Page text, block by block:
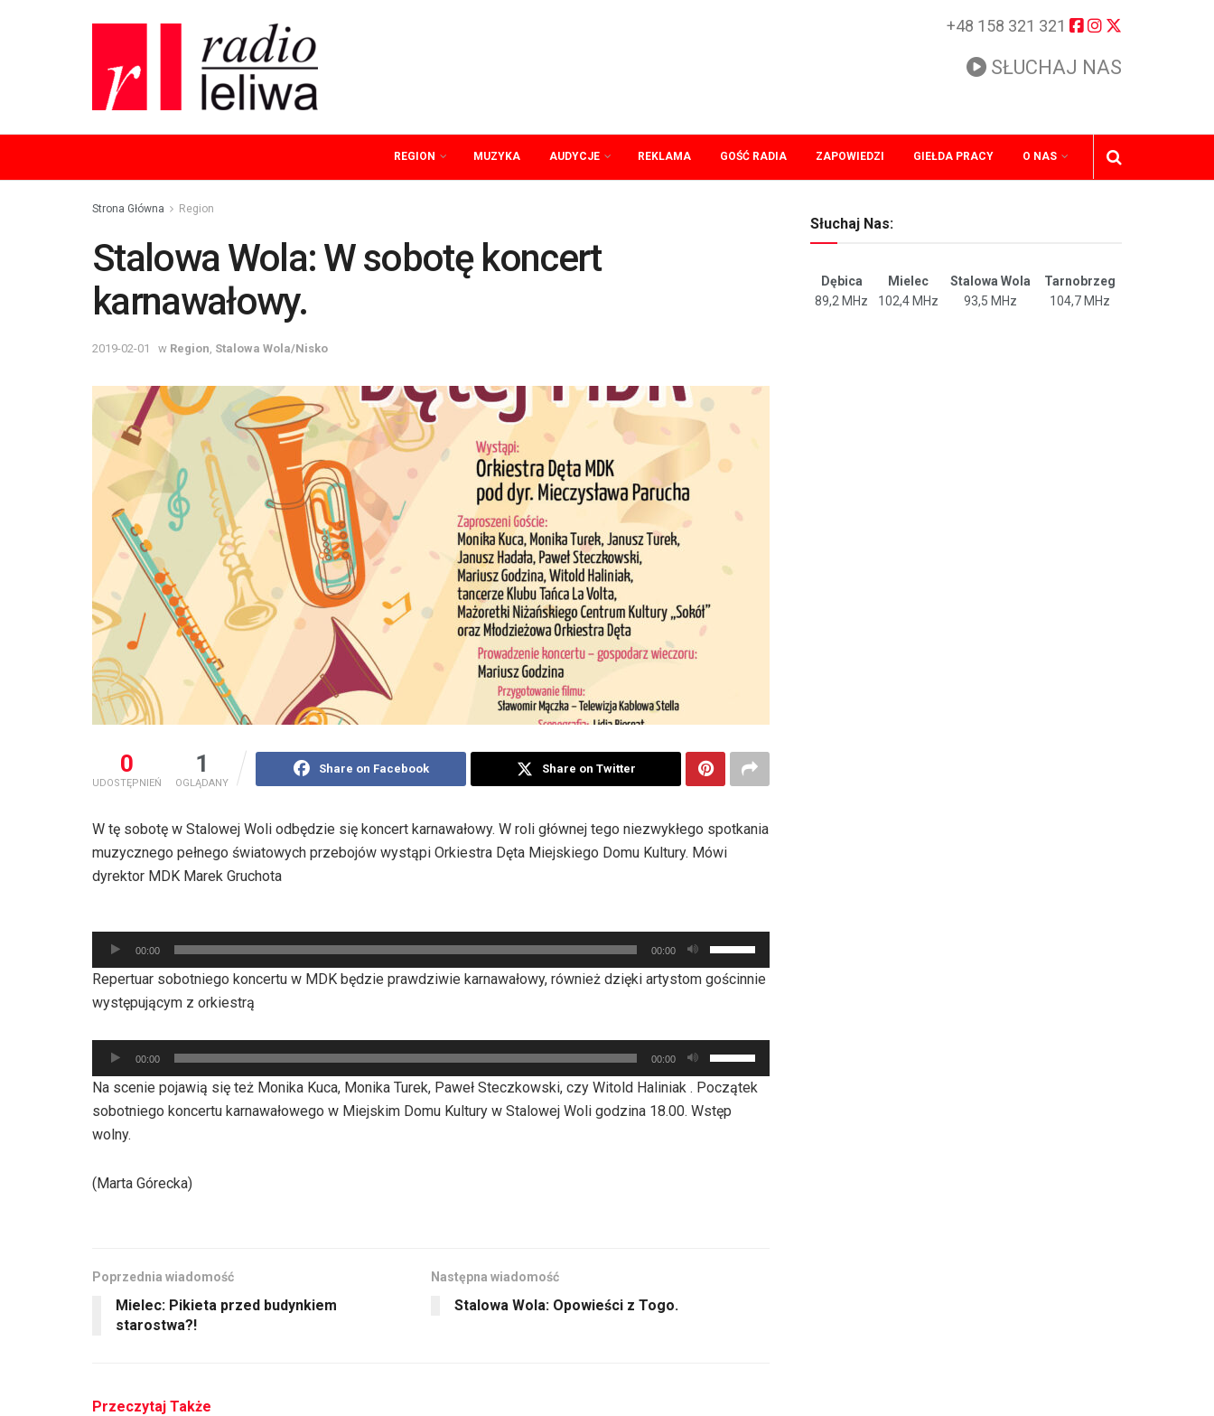
+48 158 321 321
SŁUCHAJ NAS
REGION MUZYKA AUDYCJE REKLAMA GOŚĆ RADIA ZAPOWIEDZI GIEŁDA PRACY O NAS
Strona Główna Region
Stalowa Wola: W sobotę koncert
karnawałowy.
2019-02-01 w Region Stalowa Wola/Nisko
0
UDOSTĘPNIEŃ
1
OGLĄDANY
Share on Facebook Share on Twitter
W tę sobotę w Stalowej Woli odbędzie się koncert karnawałowy. W roli głównej tego niezwykłego spotkania
muzycznego pełnego światowych przebojów wystąpi Orkiestra Dęta Miejskiego Domu Kultury. Mówi
dyrektor MDK Marek Gruchota
Odtwarzacz
plików
dźwiękowych
00:00 00:00
strzałek
do
do
dołu
aby
Repertuar sobotniego koncertu w MDK będzie prawdziwie karnawałowy, również dzięki artystom gościnnie
występującym z orkiestrą
Odtwarzacz
plików
dźwiękowych
00:00 00:00
strzałek
do
góry
Na scenie pojawią się też Monika Kuca, Monika Turek, Paweł Steczkowski, czy Witold Haliniak . Początek
sobotniego koncertu karnawałowego w Miejskim Domu Kultury w Stalowej Woli godzina 18.00. Wstęp
wolny.
(Marta Górecka)
Poprzednia wiadomość
Mielec: Pikieta przed budynkiem
starostwa?!
Następna wiadomość
Stalowa Wola: Opowieści z Togo.
Przeczytaj Także
Słuchaj Nas:
Dębica Mielec Stalowa Wola
Tarnobrzeg
89,2 MHz
102,4 MHz 93,5 MHz 104,7 MHz